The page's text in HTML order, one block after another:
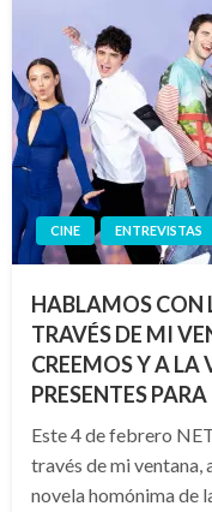
CINE ENTREVISTAS
HABLAMOS CON
TRAVÉS DE MI
CREEMOS Y A
PRESENTES
Este 4 de febrero
través de mi
novela homónima de